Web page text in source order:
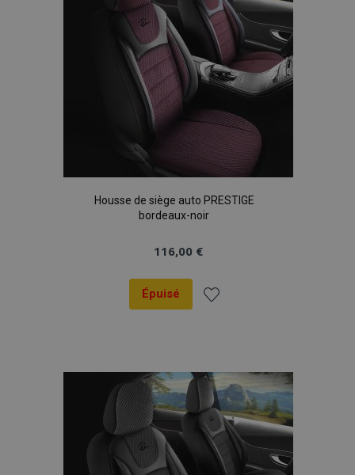
Housse de siège auto PRESTIGE
bordeaux-noir
116,00 €
Épuisé
liste
d'achats